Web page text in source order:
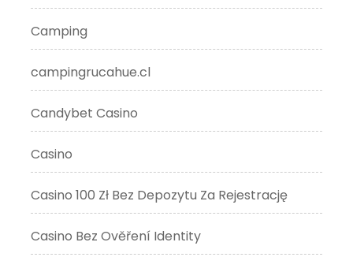
Camping
campingrucahue.cl
Candybet Casino
Casino
Casino 100 Zł Bez Depozytu Za Rejestrację
Casino Bez Ověření Identity